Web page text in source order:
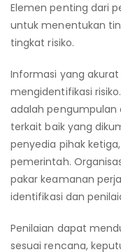
Elemen penting dari
untuk menentukan
tingkat risiko.
Informasi yang
mengidentifikasi
adalah pengumpulan
terkait baik yang
penyedia pihak
pemerintah.
pakar keamanan
identifikasi dan
Penilaian dapat
sesuai rencana,